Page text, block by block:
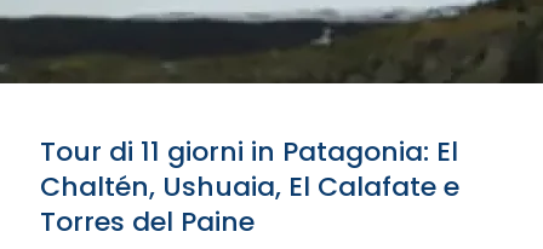
Tour di 11 giorni in Patagonia: El
Chaltén, Ushuaia, El Calafate e
Torres del Paine